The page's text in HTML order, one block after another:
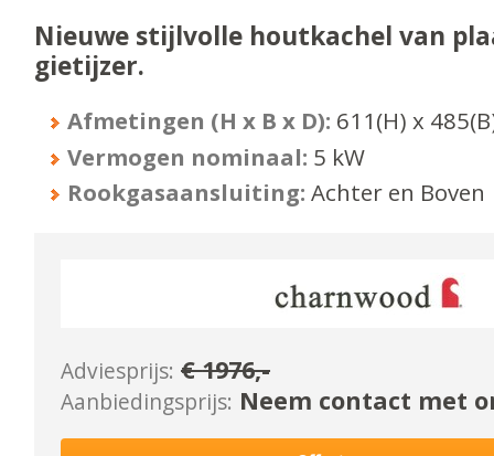
Nieuwe stijlvolle houtkachel van
gietijzer.
Afmetingen (H x B x D): 611(H) x 485
Vermogen nominaal: 5 kW
Rookgasaansluiting: Achter en Boven
Adviesprijs: €1976,-
Aanbiedingsprijs: Neem contact met